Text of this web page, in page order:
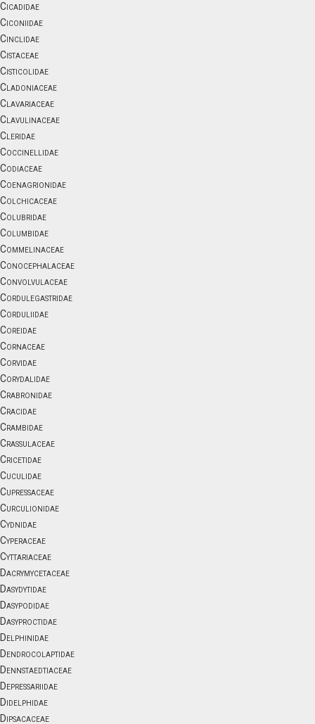
Cicadidae
Ciconiidae
Cinclidae
Cistaceae
Cisticolidae
Cladoniaceae
Clavariaceae
Clavulinaceae
Cleridae
Coccinellidae
Codiaceae
Coenagrionidae
Colchicaceae
Colubridae
Columbidae
Commelinaceae
Conocephalaceae
Convolvulaceae
Cordulegastridae
Corduliidae
Coreidae
Cornaceae
Corvidae
Corydalidae
Crabronidae
Cracidae
Crambidae
Crassulaceae
Cricetidae
Cuculidae
Cupressaceae
Curculionidae
Cydnidae
Cyperaceae
Cyttariaceae
Dacrymycetaceae
Dasydytidae
Dasypodidae
Dasyproctidae
Delphinidae
Dendrocolaptidae
Dennstaedtiaceae
Depressariidae
Didelphidae
Dipsacaceae